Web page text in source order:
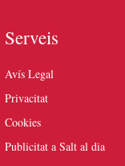
Serveis
Avís Legal
Privacitat
Cookies
Publicitat a Salt al dia